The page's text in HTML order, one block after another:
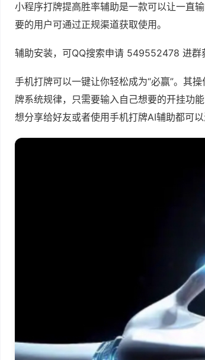
小程序打牌提高胜率辅助是一款可以让一直
要的用户可通过正规渠道获取使用。
辅助安装，可QQ搜索申请 549552478 进群
手机打牌可以一键让你轻松成为“必赢”。其
牌系统规律，只需要输入自己想要的开挂功
想分享给好友或者使用手机打牌AI辅助都可以